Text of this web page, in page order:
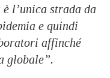
l’unica strada da
e quindi
affinché
globale”.